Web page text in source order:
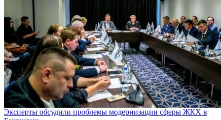
Эксперты обсудили проблемы модернизации сферы ЖКХ в